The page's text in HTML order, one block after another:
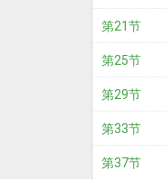
第21节
第25节
第29节
第33节
第37节